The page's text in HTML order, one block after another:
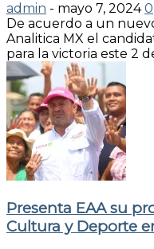
admin - mayo 7, 2024 0
De acuerdo a un
Analitica MX el
para la victoria este 2
Presenta EAA su
Cultura y Deporte